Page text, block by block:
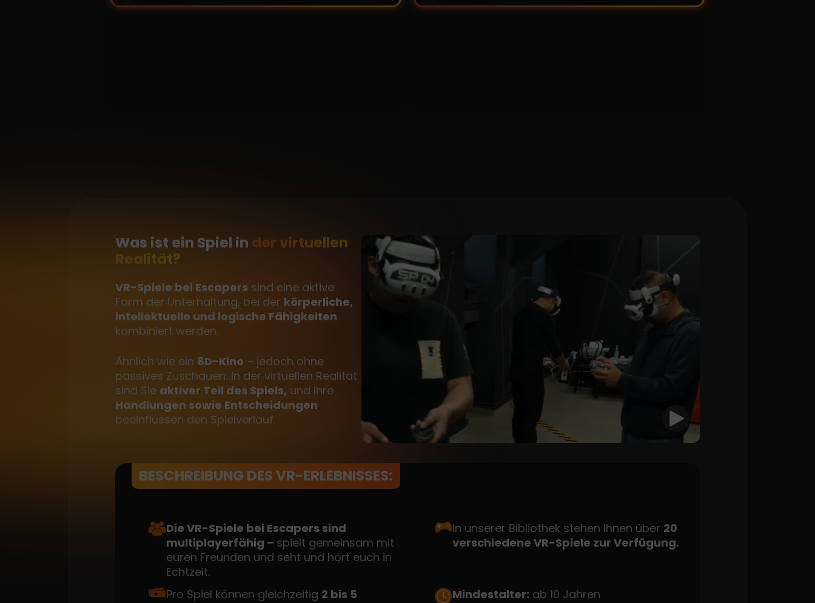
Was ist ein Spiel in der virtuellen
Realität?
VR-Spiele bei Escapers sind eine aktive
Form der Unterhaltung, bei der körperliche,
intellektuelle und logische Fähigkeiten
kombiniert werden.
Ähnlich wie ein 8D-Kino – jedoch ohne
passives Zuschauen: In der virtuellen Realität
sind Sie aktiver Teil des Spiels, und Ihre
Handlungen sowie Entscheidungen
beeinflussen den Spielverlauf.
BESCHREIBUNG DES VR-ERLEBNISSES:
Die VR-Spiele bei Escapers sind
multiplayerfähig – spielt gemeinsam mit
euren Freunden und seht und hört euch in
Echtzeit.
In unserer Bibliothek stehen Ihnen über 20
verschiedene VR-Spiele zur Verfügung.
Pro Spiel können gleichzeitig 2 bis 5
Mindestalter: ab 10 Jahren